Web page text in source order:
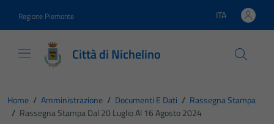
Regione Piemonte Lingua attiva:
ITA
Città di Nichelino
Home / Amministrazione / Documenti E Dati / Rassegna Stampa
/ Rassegna Stampa Dal 20 Luglio Al 16 Agosto 2024